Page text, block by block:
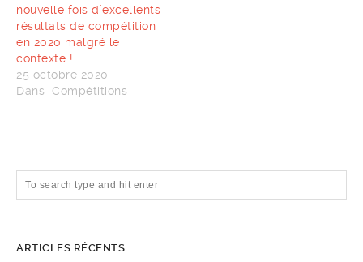
nouvelle fois d’excellents
résultats de compétition
en 2020 malgré le
contexte !
25 octobre 2020
Dans "Compétitions"
ARTICLES RÉCENTS